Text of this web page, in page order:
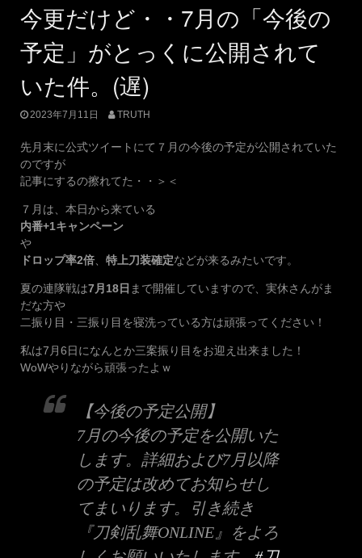
今更だけど・・7月の「今後の
予定」がとっくに公開されて
いた件。(遅)
2023年7月11日 TRUTH
先月末に公式ツイートにて７月の今後の予定が公開されていた
のですが
記事にするの擦れてた・・＞＜
７月は、本日から来ている
内番+1キャンペーン
や
ドロップ率2倍、 特上刀装確定などが来るみたいです。
夏の連隊戦は7月18日 まで開催していますので、実休さんがま
だな方や
二振り目・三振り目を寝洗っている方は頑張ってください！
私は7月6日になんとか三案振り目をお迎え出来ました！
WoWやりながら頑張ったよｗ
【今後の予定公開】
7月の今後の予定を公開いた
します。詳細および7月以降
の予定は改めてお知らせし
てまいります。引き続き
『刀剣乱舞ONLINE』をよろ